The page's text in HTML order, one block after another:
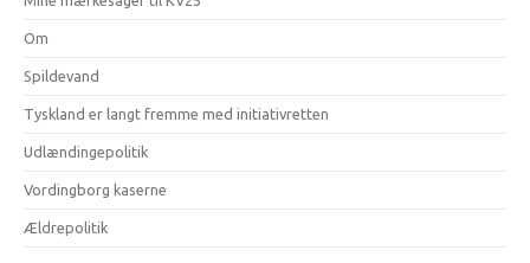
Om
Spildevand
Tyskland er langt fremme med initiativretten
Udlændingepolitik
Vordingborg kaserne
Ældrepolitik